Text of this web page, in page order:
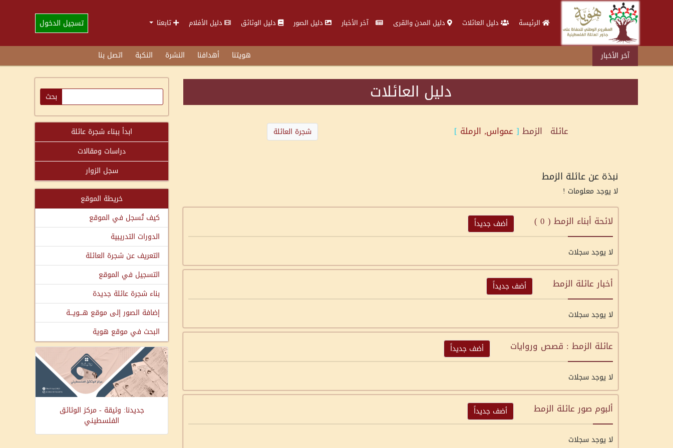
الرئيسة دليل العائلات دليل المدن والقرى آخر الأخبار دليل الصور دليل الوثائق دليل الأفلام تابعنا تسجيل الدخول
آخر الأخبار هويتنا أهدافنا النشرة النكبة اتصل بنا
دليل العائلات
عائلة الزمط [ عمواس, الرملة ] شجرة العائلة
نبذة عن عائلة الزمط
لا يوجد معلومات !
لائحة أبناء الزمط ( 0
) أضف جديداً
لا يوجد سجلات
أخبار عائلة الزمط أضف جديداً
لا يوجد سجلات
عائلة الزمط : قصص وروايات أضف جديداً
لا يوجد سجلات
ألبوم صور عائلة الزمط أضف جديداً
لا يوجد سجلات
ابدأ ببناء شجرة عائلة
دراسات ومقالات
سجل الزوار
خريطة الموقع
كيف تُسجل في الموقع
الدورات التدريبية
التعريف عن شجرة العائلة
التسجيل في الموقع
بناء شجرة عائلة جديدة
إضافة الصور إلى موقع هـــويـــة
البحث في موقع هوية
جديدنا: وثيقة - مركز الوثائق
الفلسطيني